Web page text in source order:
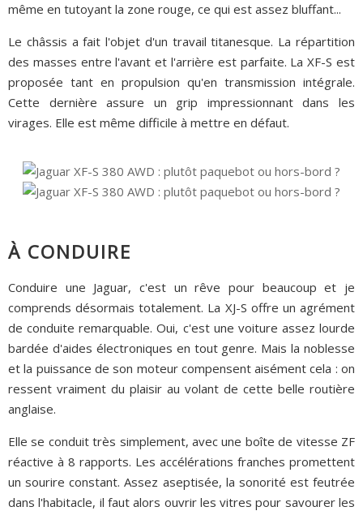
même en tutoyant la zone rouge, ce qui est assez bluffant...
Le châssis a fait l'objet d'un travail titanesque. La répartition
des masses entre l'avant et l'arrière est parfaite. La XF-S est
proposée tant en propulsion qu'en transmission intégrale.
Cette dernière assure un grip impressionnant dans les
virages. Elle est même difficile à mettre en défaut.
À CONDUIRE
Conduire une Jaguar, c'est un rêve pour beaucoup et je
comprends désormais totalement. La XJ-S offre un agrément
de conduite remarquable. Oui, c'est une voiture assez lourde
bardée d'aides électroniques en tout genre. Mais la noblesse
et la puissance de son moteur compensent aisément cela : on
ressent vraiment du plaisir au volant de cette belle routière
anglaise.
Elle se conduit très simplement, avec une boîte de vitesse ZF
réactive à 8 rapports. Les accélérations franches promettent
un sourire constant. Assez aseptisée, la sonorité est feutrée
dans l'habitacle, il faut alors ouvrir les vitres pour savourer les